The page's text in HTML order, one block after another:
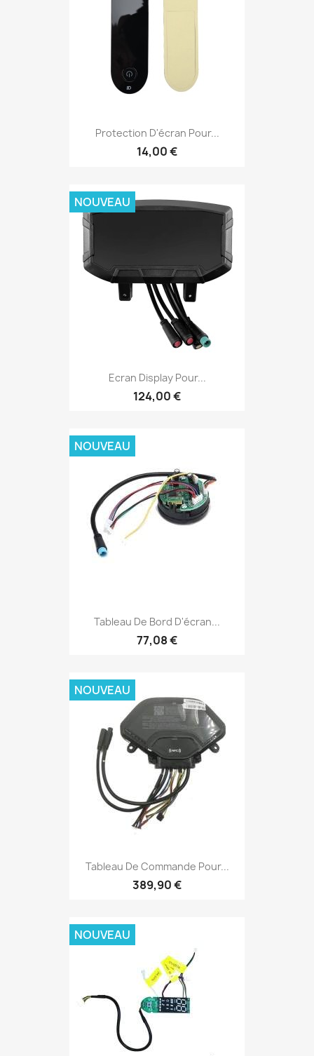
Protection D'écran Pour...
14,00 €
Ecran Display Pour...
124,00 €
NOUVEAU
Tableau De Bord D'écran...
77,08 €
NOUVEAU
Tableau De Commande Pour...
389,90 €
NOUVEAU
NOUVEAU